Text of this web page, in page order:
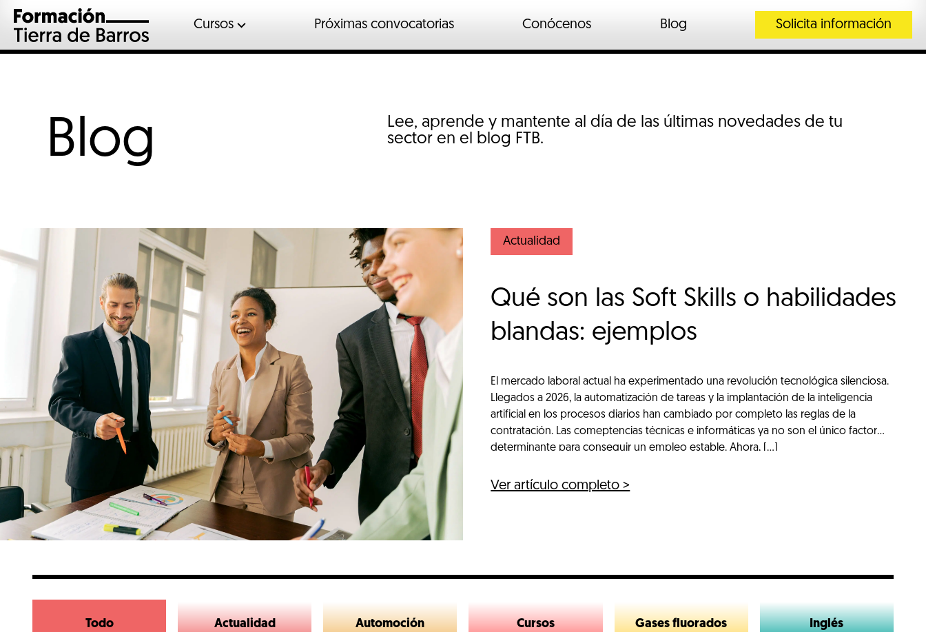
Cursos Próximas convocatorias Conócenos Blog Solicita información
Blog
Lee, aprende y mantente al día de las últimas novedades de tu
sector en el blog FTB.
Actualidad
Qué son las Soft Skills o habilidades
blandas: ejemplos
El mercado laboral actual ha experimentado una revolución tecnológica silenciosa.
Llegados a 2026, la automatización de tareas y la implantación de la inteligencia
artificial en los procesos diarios han cambiado por completo las reglas de la
contratación. Las comeptencias técnicas e informáticas ya no son el único factor
determinante para conseguir un empleo estable. Ahora, […]
Ver artículo completo >
Todo Actualidad Automoción Cursos Gases fluorados Inglés